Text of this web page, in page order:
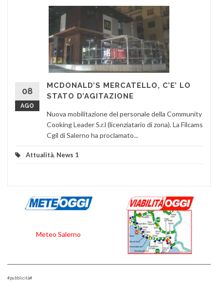
08
AGO
MCDONALD’S MERCATELLO, C’E’ LO
STATO D’AGITAZIONE
Nuova mobilitazione del personale della Community
Cooking Leader S.r.l (licenziatario di zona). La Filcams
Cgil di Salerno ha proclamato...
Attualità, News 1
Meteo Salerno
#pubblicità#